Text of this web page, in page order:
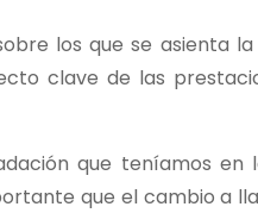
los que se asienta la
clave de las
que teníamos en
que el cambio a